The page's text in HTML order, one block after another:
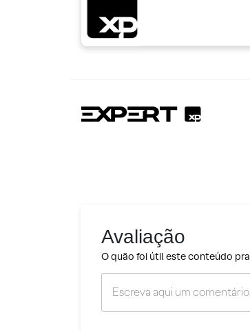
Avaliação
O quão foi útil este conteúdo